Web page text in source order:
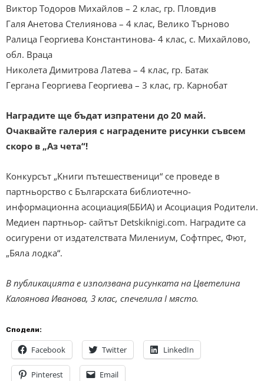
Виктор Тодоров Михайлов – 2 клас, гр. Пловдив
Галя Анетова Стелиянова – 4 клас, Велико Търново
Ралица Георгиева Константинова- 4 клас, с. Михайлово,
обл. Враца
Николета Димитрова Латева – 4 клас, гр. Батак
Гергана Георгиева Георгиева – 3 клас, гр. Карнобат
Наградите ще бъдат изпратени до 20 май.
Очаквайте галерия с наградените рисунки съвсем
скоро в „Аз чета“!
Конкурсът „Книги пътешественици“ се проведе в
партньорство с Българската библиотечно-
информационна асоциация(ББИА) и Асоциация Родители.
Медиен партньор- сайтът Detskiknigi.com. Наградите са
осигурени от издателствата Милениум, Софтпрес, Фют,
„Бяла лодка“.
В публикацията е използвана рисунката на Цветелина
Калоянова Иванова, 3 клас, спечелила I място.
Сподели:
Facebook Twitter LinkedIn
Pinterest Email